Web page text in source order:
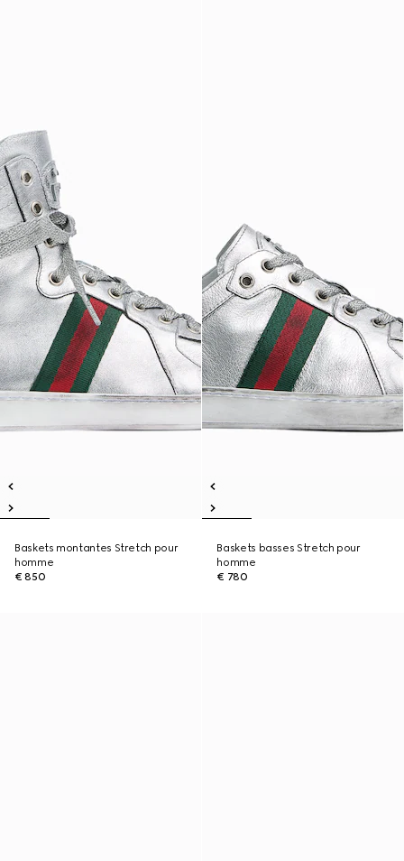
Baskets montantes Stretch pour
homme
€ 850
Baskets basses Stretch pour
homme
€ 780